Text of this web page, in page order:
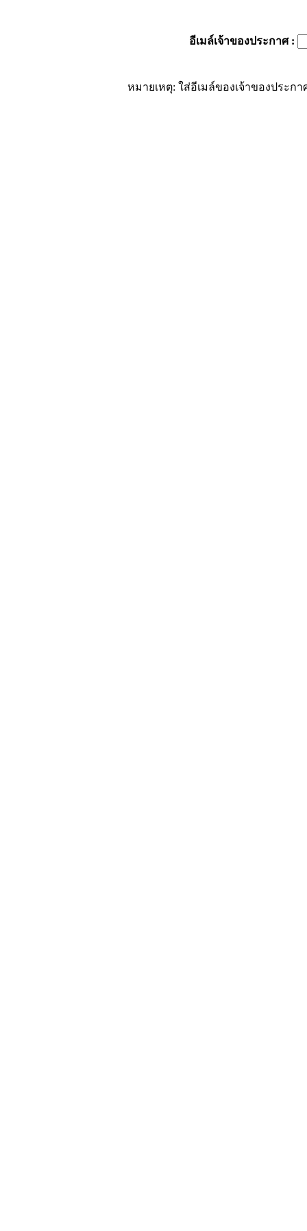
อีเมล์เจ้าของประกาศ:
หมายเหตุ: ใส่อีเมล์ของเจ้าของประก